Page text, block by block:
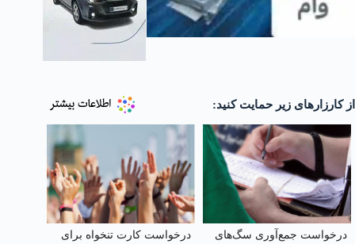
از کارزارهای زیر حمایت کنید:
درخواست جمع‌آوری سگ‌های
درخواست کارت تنخواه برای